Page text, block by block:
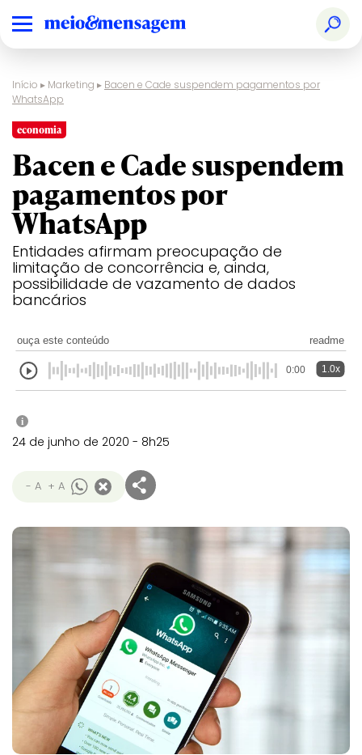
Início ▸ Marketing ▸ Bacen e Cade suspendem pagamentos por
WhatsApp
economia
Bacen e Cade suspendem
pagamentos por
WhatsApp
Entidades afirmam preocupação de
limitação de concorrência e, ainda,
possibilidade de vazamento de dados
bancários
ouça este conteúdo readme
0:00 1.0x
i
24 de junho de 2020 - 8h25
- A + A